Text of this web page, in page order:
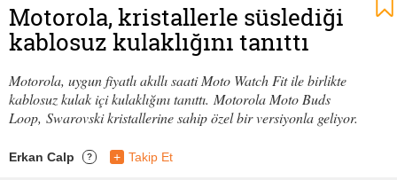
Motorola, kristallerle süslediği
kablosuz kulaklığını tanıttı
Motorola, uygun fiyatlı akıllı saati Moto Watch Fit ile birlikte
kablosuz kulak içi kulaklığını tanıttı. Motorola Moto Buds
Loop, Swarovski kristallerine sahip özel bir versiyonla geliyor.
Erkan Calp ? + Takip Et